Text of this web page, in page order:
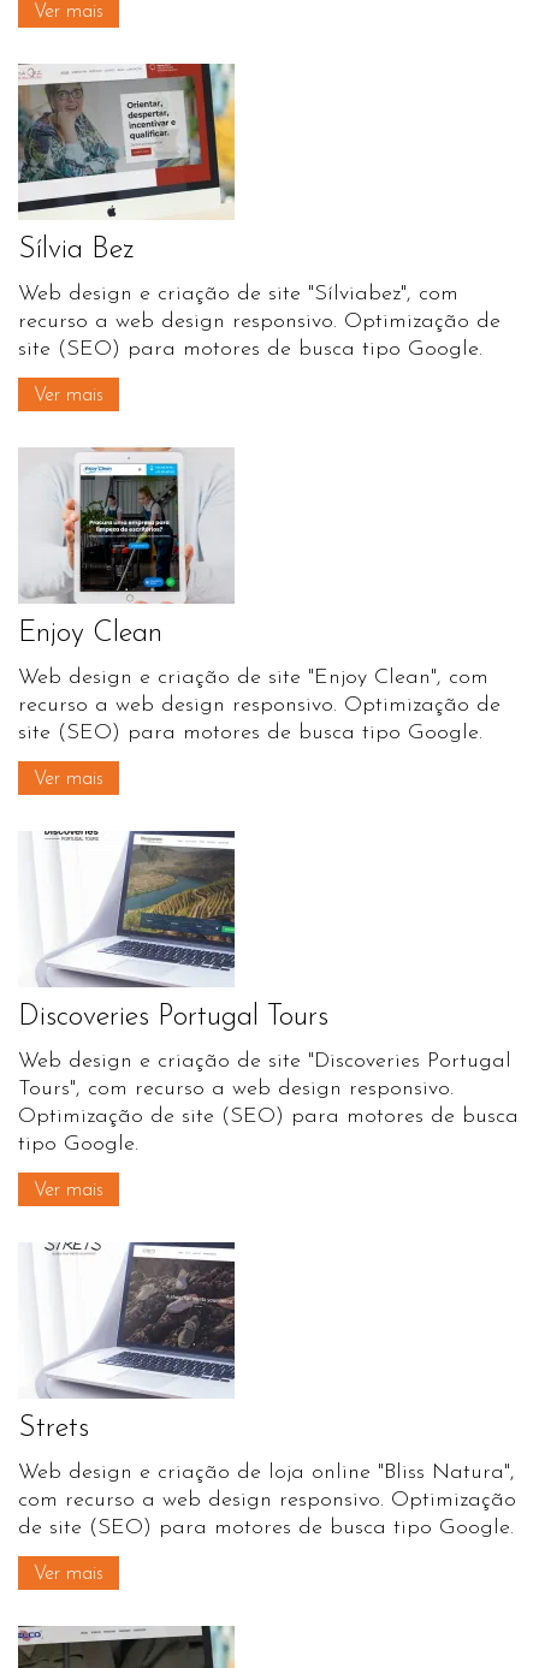
Ver mais
Sílvia Bez
Web design e criação de site "Sílviabez", com
recurso a web design responsivo. Optimização de
site (SEO) para motores de busca tipo Google.
Ver mais
Enjoy Clean
Web design e criação de site "Enjoy Clean", com
recurso a web design responsivo. Optimização de
site (SEO) para motores de busca tipo Google.
Ver mais
Discoveries Portugal Tours
Web design e criação de site "Discoveries Portugal
Tours", com recurso a web design responsivo.
Optimização de site (SEO) para motores de busca
tipo Google.
Ver mais
Strets
Web design e criação de loja online "Bliss Natura",
com recurso a web design responsivo. Optimização
de site (SEO) para motores de busca tipo Google.
Ver mais